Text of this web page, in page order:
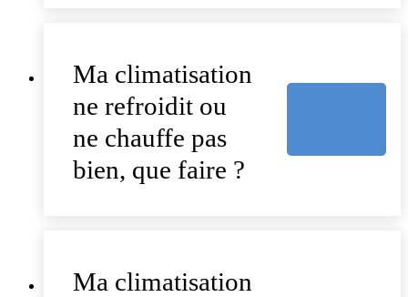
Ma climatisation
ne refroidit ou
ne chauffe pas
bien, que faire ?
Ma climatisation